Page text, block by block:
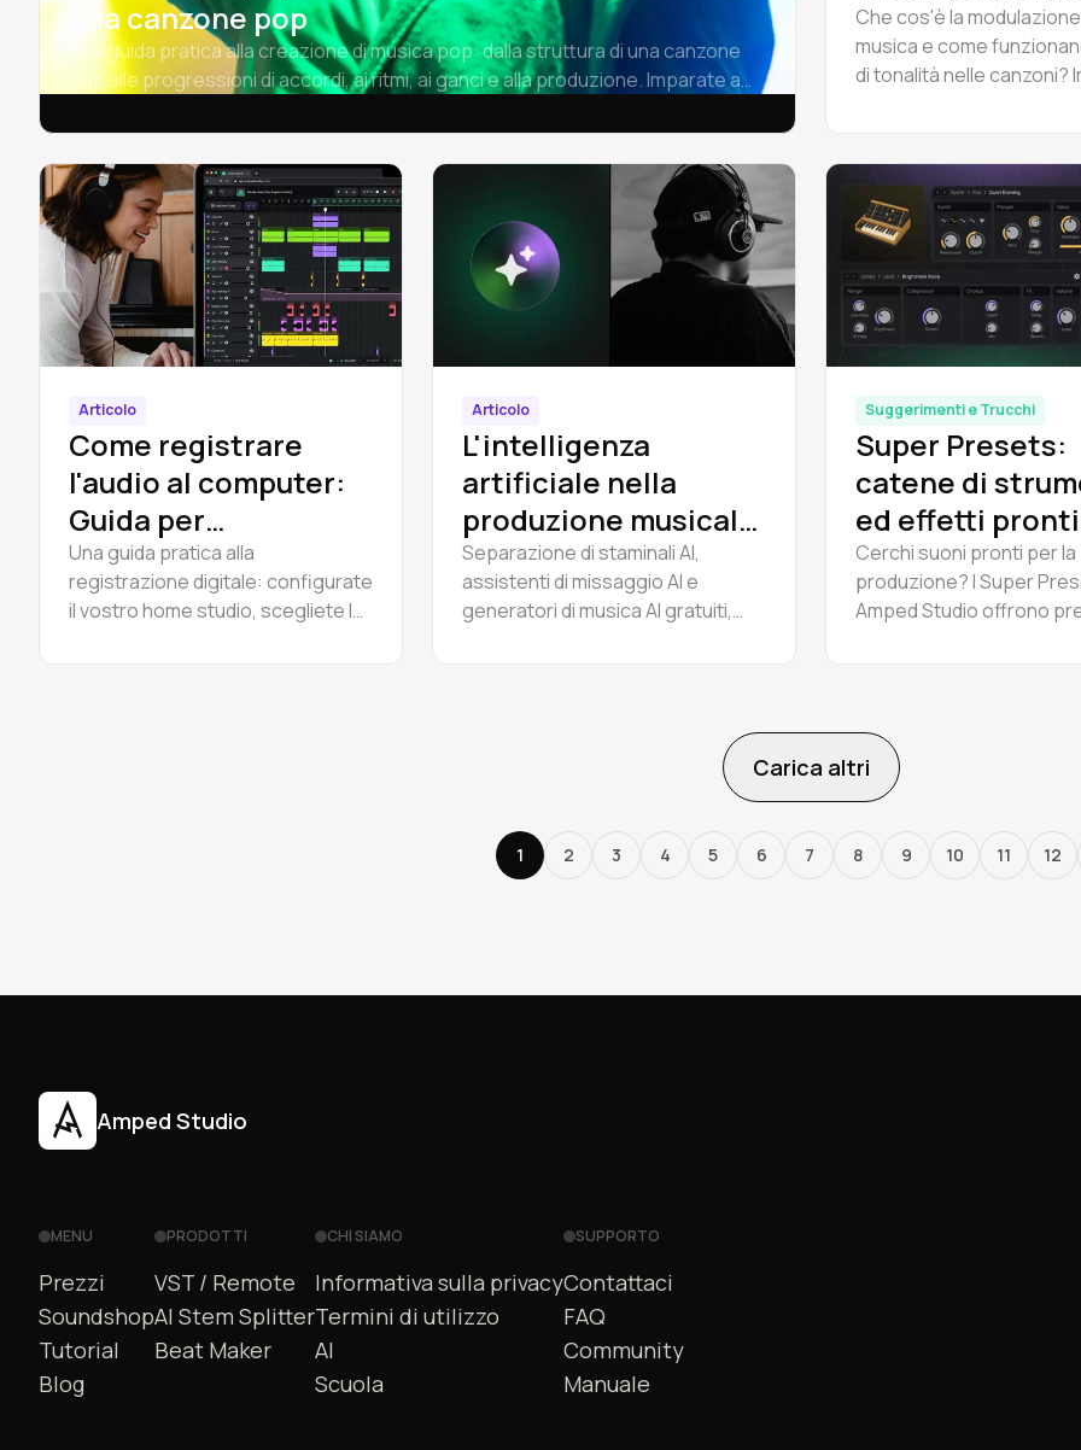
una canzone pop
Una guida pratica alla creazione di musica pop: dalla struttura di una canzone
pop alle progressioni di accordi, ai ritmi, ai ganci e alla produzione. Imparate a
canzoni
indimenticabili
Che cos'è la
musica e come
di tonalità nelle canzoni?
una canzone online in
Studio.
Articolo
Come registrare
l'audio al computer:
Guida per
principianti alla
registrazione
digitale
Una guida pratica alla
registrazione digitale: configurate
il vostro home studio, scegliete la
Articolo
L'intelligenza
artificiale nella
produzione musicale:
Quali strumenti
funzionano davvero
per i professionisti?
Separazione di staminali AI,
assistenti di missaggio AI e
generatori di musica AI gratuiti,
v5 e Amped Studio. Aggiornato al
Suggerimenti e Trucchi
Super Presets:
catene di
ed effetti pronti
all'uso
Cerchi suoni pronti per la
produzione? I Super
Amped Studio offrono
nella produzione musicale.
Carica altri
1 2 3 4 5 6 7 8 9 10 11 12
Amped Studio
MENU
Prezzi
Soundshop
Tutorial
Blog
PRODOTTI
VST / Remote
AI Stem Splitter
Beat Maker
CHI SIAMO
Informativa sulla privacy
Termini di utilizzo
AI
Scuola
SUPPORTO
Contattaci
FAQ
Community
Manuale